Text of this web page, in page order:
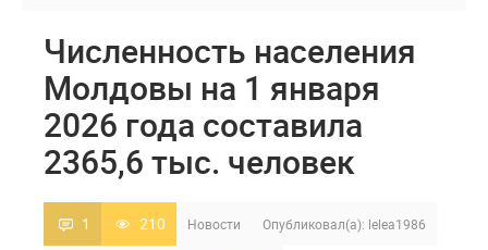
Численность населения
Молдовы на 1 января
2026 года составила
2365,6 тыс. человек
1 210 Новости Опубликовал(а): lelea1986